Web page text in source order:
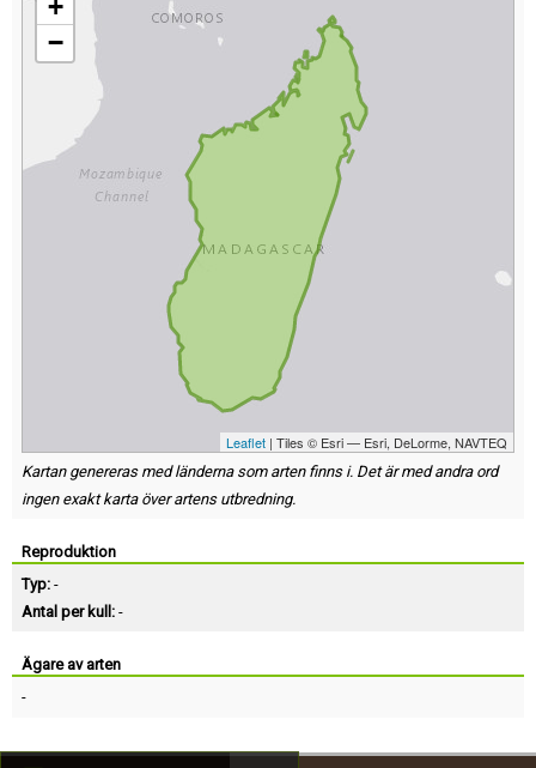
+
−
Leaflet | Tiles © Esri — Esri, DeLorme, NAVTEQ
Kartan genereras med länderna som arten finns i. Det är med andra ord
ingen exakt karta över artens utbredning.
Reproduktion
Typ: -
Antal per kull: -
Ägare av arten
-